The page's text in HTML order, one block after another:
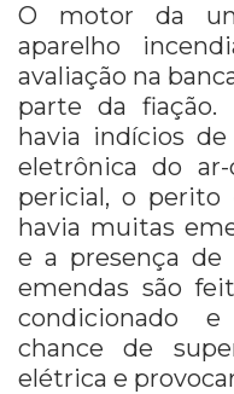
O motor da
aparelho
avaliação na
parte da fiação.
havia indícios
eletrônica do ar-
pericial, o perito
havia muitas
e a presença de
emendas são
condicionado
chance de
elétrica e